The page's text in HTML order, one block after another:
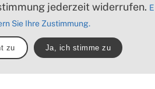
jederzeit widerrufen.
Sie Ihre Zustimmung.
zu Ja, ich stimme zu